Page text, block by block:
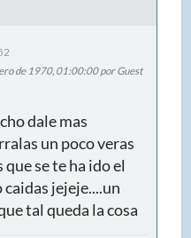
de 1970, 01:00:00 por Guest
dale mas
un poco veras
se te ha ido el
jejeje....un
tal queda la cosa